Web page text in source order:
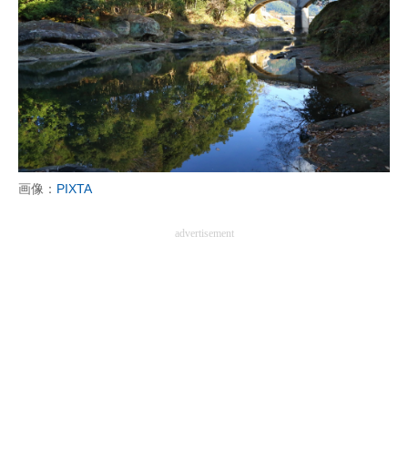
画像： PIXTA
advertisement